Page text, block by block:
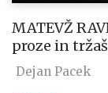
MATEVŽ
proze in
Dejan Pacek